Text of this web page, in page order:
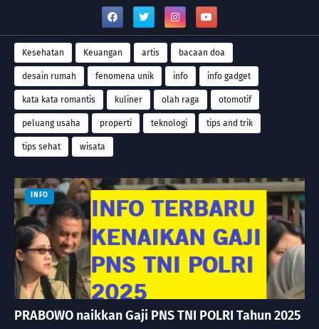
Kesehatan Keuangan artis bacaan doa
desain rumah fenomena unik info info gadget
kata kata romantis kuliner olah raga otomotif
peluang usaha properti teknologi tips and trik
tips sehat wisata
INFO
PRABOWO naikkan Gaji PNS TNI POLRI Tahun 2025